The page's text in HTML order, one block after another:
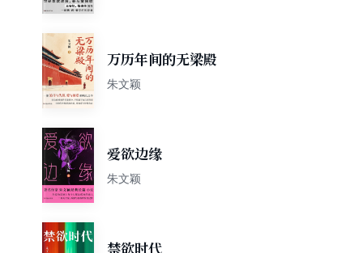
万历年间的无梁殿
朱文颖
爱欲边缘
朱文颖
禁欲时代